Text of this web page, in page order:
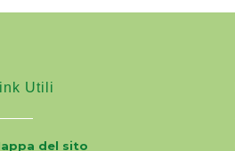
Utili
del sito